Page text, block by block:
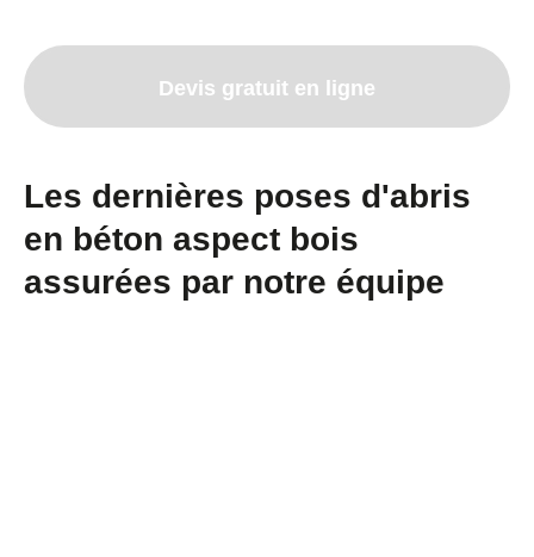
Devis gratuit en ligne
Les dernières poses d'abris
en béton aspect bois
assurées par notre équipe